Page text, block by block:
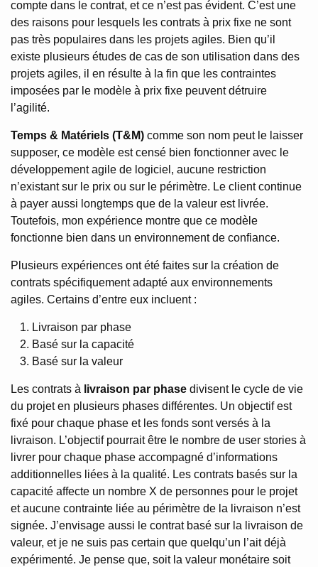
compte dans le contrat, et ce n’est pas évident. C’est une
des raisons pour lesquels les contrats à prix fixe ne sont
pas très populaires dans les projets agiles. Bien qu’il
existe plusieurs études de cas de son utilisation dans des
projets agiles, il en résulte à la fin que les contraintes
imposées par le modèle à prix fixe peuvent détruire
l’agilité.
Temps & Matériels (T&M) comme son nom peut le laisser
supposer, ce modèle est censé bien fonctionner avec le
développement agile de logiciel, aucune restriction
n’existant sur le prix ou sur le périmètre. Le client continue
à payer aussi longtemps que de la valeur est livrée.
Toutefois, mon expérience montre que ce modèle
fonctionne bien dans un environnement de confiance.
Plusieurs expériences ont été faites sur la création de
contrats spécifiquement adapté aux environnements
agiles. Certains d’entre eux incluent :
Livraison par phase
Basé sur la capacité
Basé sur la valeur
Les contrats à livraison par phase divisent le cycle de vie
du projet en plusieurs phases différentes. Un objectif est
fixé pour chaque phase et les fonds sont versés à la
livraison. L’objectif pourrait être le nombre de user stories à
livrer pour chaque phase accompagné d’informations
additionnelles liées à la qualité. Les contrats basés sur la
capacité affecte un nombre X de personnes pour le projet
et aucune contrainte liée au périmètre de la livraison n’est
signée. J’envisage aussi le contrat basé sur la livraison de
valeur, et je ne suis pas certain que quelqu’un l’ait déjà
expérimenté. Je pense que, soit la valeur monétaire soit